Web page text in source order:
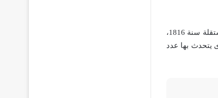
تعرضت جمهورية الأرجنتين للاستعمار الأسباني لمدة ثلاثة قرون من الزمن ثم أعلنت أنها دولة مستقلة سنة 1816،
يتحدث بها عدد